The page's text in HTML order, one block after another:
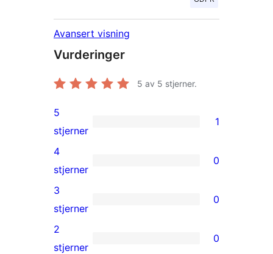
Avansert visning
Vurderinger
5 av 5 stjerner.
1
5-
star
review
5
stjerner
1
0
4-
star
reviews
4
stjerner
0
0
3-
star
3
stjerner
0
0
2
stjerner
0